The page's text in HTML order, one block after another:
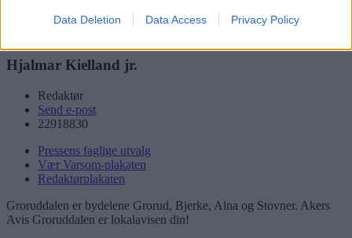
Data Deletion Data Access Privacy Policy
Sentralbord mandag-fredag 08.30-16.30
Hjalmar Kielland jr.
Redaktør
Send e-post
22918830
Pressens faglige utvalg
Vær Varsom-plakaten
Redaktørplakaten
Groruddalen er bydelene Grorud, Bjerke, Alna og Stovner. Akers
Avis Groruddalen er lokalavisen din!